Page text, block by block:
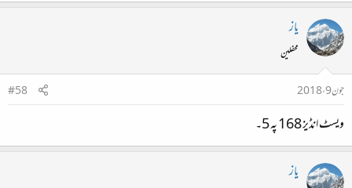
یاز
محفلین
جون 9، 2018
#58
ویسٹ انڈیز 168 پہ 5۔
یاز